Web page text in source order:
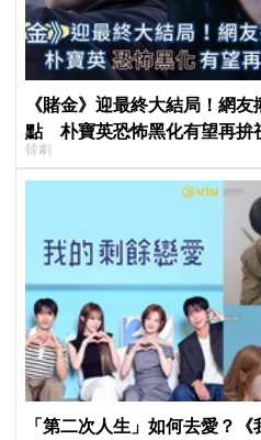
《賭金》迎最終大結局！網友
點 朴寶英恐怖黑化有望再拚
韓劇
「第二次人生」如何去愛？